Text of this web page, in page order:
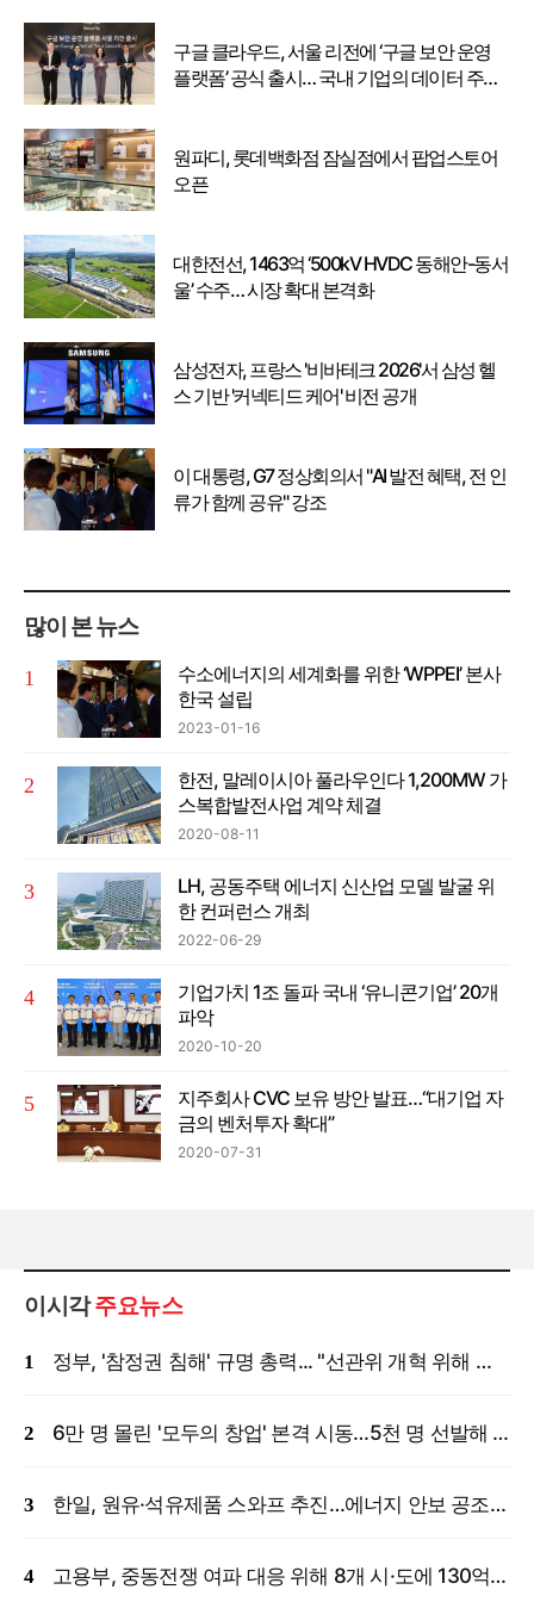
구글 클라우드, 서울 리전에 ‘구글 보안 운영
플랫폼’ 공식 출시… 국내 기업의 데이터 주권
원파디, 롯데백화점 잠실점에서 팝업스토어
오픈
대한전선, 1463억 ‘500kV HVDC 동해안-동서
울’ 수주… 시장 확대 본격화
삼성전자, 프랑스 '비바테크 2026'서 삼성 헬
스 기반 '커넥티드 케어' 비전 공개
이 대통령, G7 정상회의서 "AI 발전 혜택, 전 인
류가 함께 공유" 강조
많이 본 뉴스
수소에너지의 세계화를 위한 ‘WPPEI’ 본사
한국 설립
2023-01-16
한전, 말레이시아 풀라우인다 1,200MW 가
스복합발전사업 계약 체결
2020-08-11
LH, 공동주택 에너지 신산업 모델 발굴 위
한 컨퍼런스 개최
2022-06-29
기업가치 1조 돌파 국내 ‘유니콘기업’ 20개
파악
2020-10-20
지주회사 CVC 보유 방안 발표…“대기업 자
금의 벤처투자 확대”
2020-07-31
이시각주요뉴스
정부, '참정권 침해' 규명 총력... "선관위 개혁 위해 국정조사 등 모든 조치"
6만 명 몰린 '모두의 창업' 본격 시동…5천 명 선발해 밀착 지원
한일, 원유·석유제품 스와프 추진…에너지 안보 공조 강화
고용부, 중동전쟁 여파 대응 위해 8개 시·도에 130억 원 긴급 투입